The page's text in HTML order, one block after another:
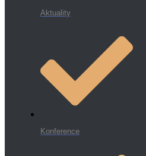
Aktuality
Konference